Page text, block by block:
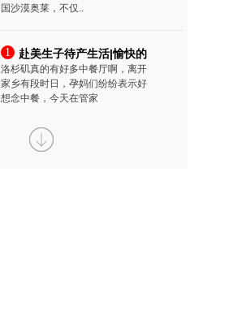
国沙漠奥莱，不仅..
1 赴美生子待产生活|愉快的
洛杉矶真的有好多中餐厅啊，离开
家乡有段时日，孕妈们纷纷表示好
想念中餐，今天在管家
赴美生子|迎接孕妈入境洛